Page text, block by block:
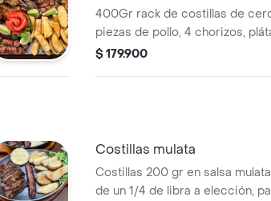
400Gr rack de costillas de
piezas de pollo, 4 chorizos,
arepa asada, pan asado y
$ 179.900
Costillas mulata
Costillas 200 gr en salsa
de un 1/4 de libra a elección,